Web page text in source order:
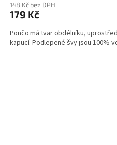
148 Kč bez DPH
179 Kč
Pončo má tvar obdélníku,
kapucí. Podlepené švy jsou 100%